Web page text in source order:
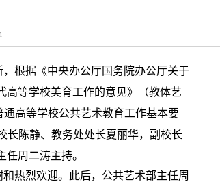
根据《中央办公厅国务院办公厅关于
高等学校美育工作的意见》（教体艺
高等学校公共艺术教育工作基本要
长陈静、教务处处长夏丽华，副校长
周二涛主持。
热烈欢迎。此后，公共艺术部主任周